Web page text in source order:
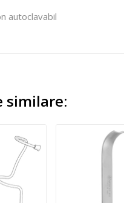
autoclavabil
similare: